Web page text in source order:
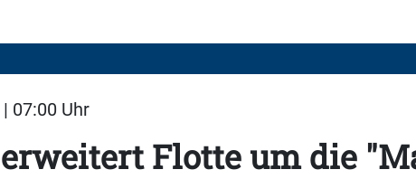
07:00 Uhr
Flotte um die